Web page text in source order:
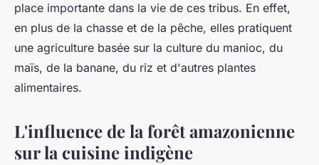
place importante dans la vie de ces tribus. En effet,
en plus de la chasse et de la pêche, elles pratiquent
une agriculture basée sur la culture du manioc, du
maïs, de la banane, du riz et d'autres plantes
alimentaires.
L'influence de la forêt amazonienne
sur la cuisine indigène